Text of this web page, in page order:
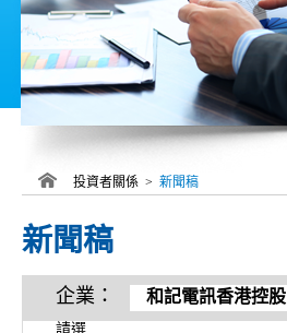
投資者關係 > 新聞稿
新聞稿
企業： 和記電訊香港控股